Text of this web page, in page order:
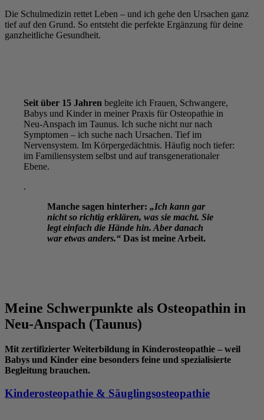
Die Schulmedizin rettet Leben – und ich gehe den Ursachen ganz
tief auf den Grund. So entsteht die perfekte Ergänzung für deine
ganzheitliche Gesundheit.
Seit über 15 Jahren begleite ich Frauen, Schwangere,
Babys und Kinder in meiner Praxis für Osteopathie in
Neu-Anspach im Taunus. Ich suche nicht nur nach
Symptomen – ich suche nach Ursachen. Tief im
Nervensystem. Im Körpergedächtnis. Häufig noch tiefer:
im Familiensystem selbst und auf transgenerationaler
Ebene.
.
Manche sagen hinterher: „Ich kann gar
nicht so richtig erklären, was sie macht. Sie
legt einfach die Hände hin. Aber danach
war etwas anders.“ Das ist meine Arbeit.
Meine Schwerpunkte als Osteopathin in
Neu-Anspach (Taunus)
Mit zertifizierter Weiterbildung in Kinderosteopathie – weil
Babys und Kinder eine besonders feine und spezialisierte
Begleitung brauchen.
Kinderosteopathie & Säuglingsosteopathie